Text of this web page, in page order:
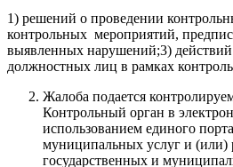
1) решений о проведении
контрольных мероприятий,
выявленных нарушений;3) действий
должностных лиц в рамках
Жалоба подается
Контрольный орган в
использованием единого
муниципальных услуг и (или)
государственных и